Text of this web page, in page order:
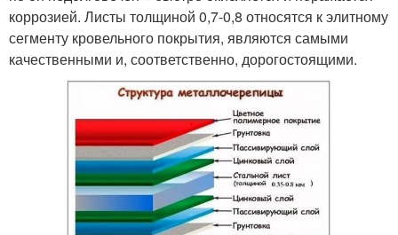
коррозией. Листы толщиной 0,7-0,8 относятся к элитному
сегменту кровельного покрытия, являются самыми
качественными и, соответственно, дорогостоящими.